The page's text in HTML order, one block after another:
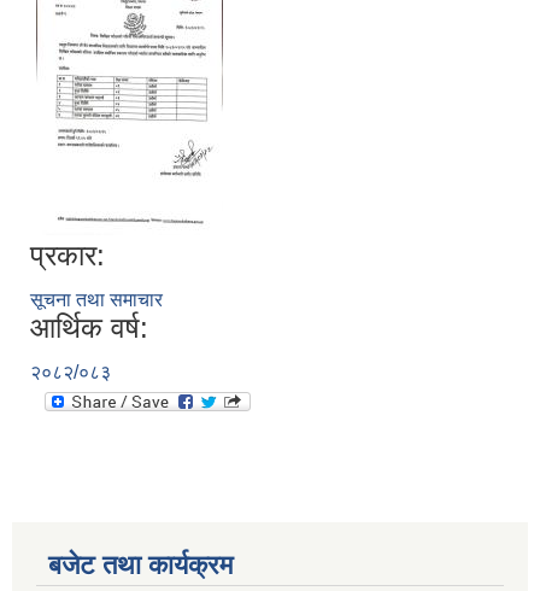
प्रकार:
सूचना तथा समाचार
आर्थिक वर्ष:
२०८२/०८३
बजेट तथा कार्यक्रम